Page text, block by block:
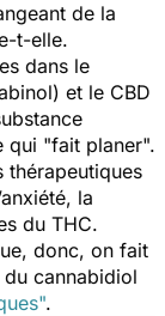
de la
t-elle.
dans le
et le CBD
qui "fait planer".
thérapeutiques
la
du THC.
donc, on fait
du cannabidiol
.